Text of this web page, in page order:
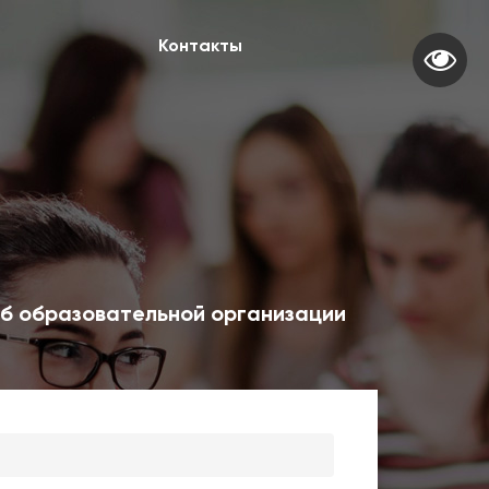
Контакты
образовательной организации